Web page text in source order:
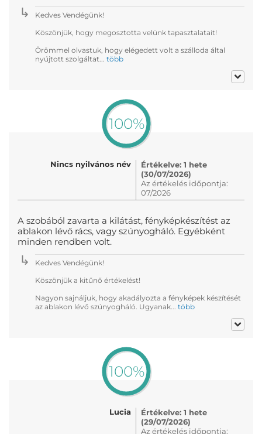
Kedves Vendégünk!
Köszönjük, hogy megosztotta velünk tapasztalatait!
Örömmel olvastuk, hogy elégedett volt a szálloda által
nyújtott szolgáltat... több
100%
Nincs nyilvános név
Értékelve: 1 hete
(30/07/2026)
Az értékelés időpontja:
07/2026
A szobából zavarta a kilátást, fényképkészítést az
ablakon lévő rács, vagy szúnyogháló. Egyébként
minden rendben volt.
Kedves Vendégünk!
Köszönjük a kitűnő értékelést!
Nagyon sajnáljuk, hogy akadályozta a fényképek készítését
az ablakon lévő szúnyogháló. Ugyanak... több
100%
Lucia
Értékelve: 1 hete
(29/07/2026)
Az értékelés időpontja: